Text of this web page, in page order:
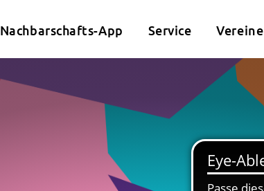
Nachbarschafts-App Service Vereine